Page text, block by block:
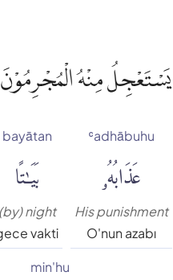
يَسْتَعْجِلُ مِنْهُ الْمُجْرِمُوْنَ
ʿadhābuhu
عَذَابُهُۥ
His punishment
O'nun azabı
bayātan
بَيَٰتًا
(by) night
vakti
min'hu